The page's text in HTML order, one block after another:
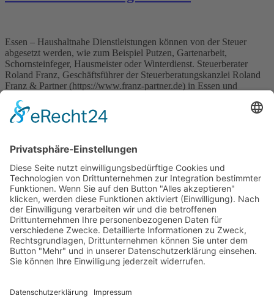
Essen – Haushaltnahe Dienstleistungen können von der Steuer
abgesetzt werden, wie zum Beispiel Putzen, Gartenarbeit,
Schornsteinfeger, Hausmeister oder Winterdienst. Steuerberater
Roland Franz, Geschäftsführer der Steuerberatungskanzlei Roland
Franz & Partner (https://www.franz-partner.de) in Essen und
Steuerermäßigung von 20 Prozent aller Kosten gewährt wird,
maximal sind 4.000 Euro abziehbar. Handwerkerleistungen […]
Impressum
Datenschutz
Kooperation
Werbung
Presse- und Öffentlichkeitsarbeit
Aktuelles
Themenwelt